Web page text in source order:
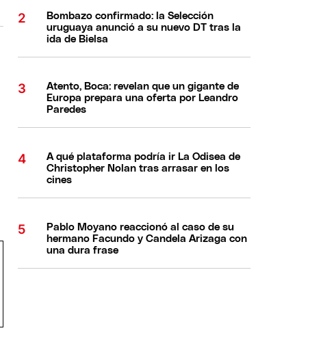
Bombazo confirmado: la Selección
uruguaya anunció a su nuevo DT tras la
ida de Bielsa
Atento, Boca: revelan que un gigante de
Europa prepara una oferta por Leandro
Paredes
A qué plataforma podría ir La Odisea de
Christopher Nolan tras arrasar en los
cines
Pablo Moyano reaccionó al caso de su
hermano Facundo y Candela Arizaga con
una dura frase